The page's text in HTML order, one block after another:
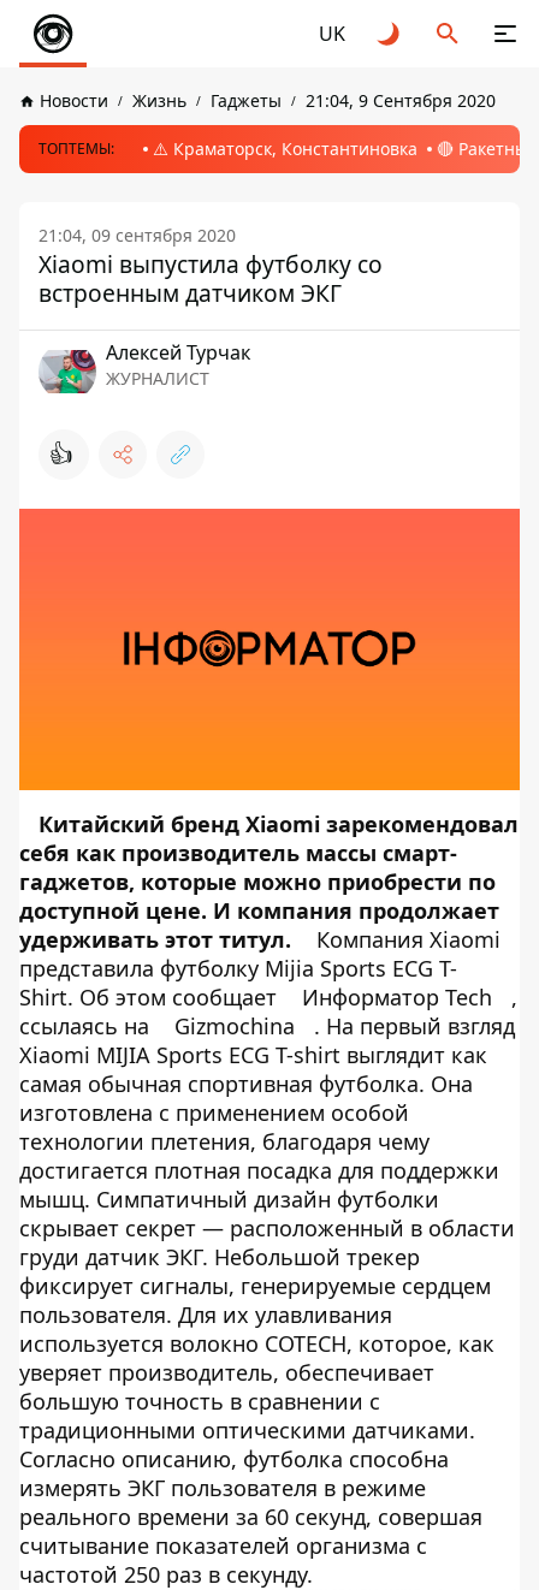
UK
Новости Жизнь Гаджеты 21:04, 9 Сентября 2020
ТОПТЕМЫ: ⚠️ Краматорск, Константиновка 🔴
21:04, 09 сентября 2020
Xiaomi выпустила футболку со
встроенным датчиком ЭКГ
Алексей Турчак
ЖУРНАЛИСТ
👍
Китайский бренд Xiaomi зарекомендовал
себя как производитель массы смарт-
гаджетов, которые можно приобрести по
доступной цене. И компания продолжает
удерживать этот титул.
Компания Xiaomi
представила футболку Mijia Sports ECG T-
Shirt. Об этом сообщает
Информатор Tech
,
ссылаясь на
Gizmochina
. На первый взгляд
Xiaomi MIJIA Sports ECG T-shirt выглядит как
самая обычная спортивная футболка. Она
изготовлена с применением особой
технологии плетения, благодаря чему
достигается плотная посадка для поддержки
мышц. Симпатичный дизайн футболки
скрывает секрет — расположенный в области
груди датчик ЭКГ. Небольшой трекер
фиксирует сигналы, генерируемые сердцем
пользователя. Для их улавливания
используется волокно COTECH, которое, как
уверяет производитель, обеспечивает
большую точность в сравнении с
традиционными оптическими датчиками.
Согласно описанию, футболка способна
измерять ЭКГ пользователя в режиме
реального времени за 60 секунд, совершая
считывание показателей организма с
частотой 250 раз в секунду.